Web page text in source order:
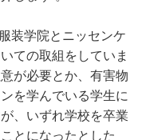
装学院とニッセンケ
ての取組をしていま
が必要とか、有害物
を学んでいる学生に
、いずれ学校を卒業
とになったとした